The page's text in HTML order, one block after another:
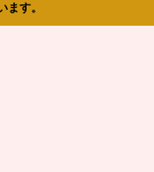
ます。